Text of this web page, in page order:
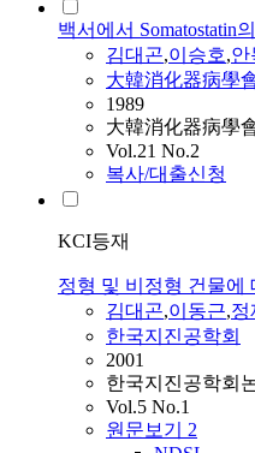
백서에서 Somatostatin
김대곤,이승호,안
大韓消化器病學
1989
大韓消化器病學
Vol.21 No.2
복사/대출신청
KCI등재
정형 및 비정형 건물에
김대곤,이동근,정
한국지진공학회
2001
한국지진공학회
Vol.5 No.1
원문보기 2